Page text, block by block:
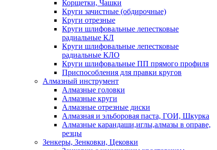
Корщетки, Чашки
Круги зачистные (обдирочные)
Круги отрезные
Круги шлифовальные лепестковые
радиальные КЛ
Круги шлифовальные лепестковые
радиальные КЛО
Круги шлифовальные ПП прямого профиля
Приспособления для правки кругов
Алмазный инструмент
Алмазные головки
Алмазные круги
Алмазные отрезные диски
Алмазная и эльборовая паста, ГОИ, Шкурка
Алмазные карандаши,иглы,алмазы в оправе,
резцы
Зенкеры, Зенковки, Цековки